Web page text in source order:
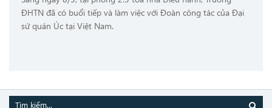
ĐHTN đã có buổi tiếp và làm việc với Đoàn công tác của Đại
sứ quán Úc tại Việt Nam.